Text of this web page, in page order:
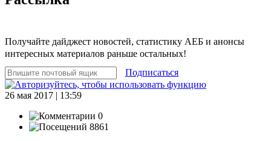
Получайте дайджест новостей, статистику АЕБ и анонсы
интересных материалов раньше остальных!
Подписаться
26 мая 2017 | 13:59
0
8861